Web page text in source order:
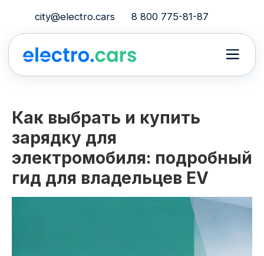
city@electro.cars 8 800 775-81-87
Как выбрать и купить
зарядку для
электромобиля: подробный
гид для владельцев EV